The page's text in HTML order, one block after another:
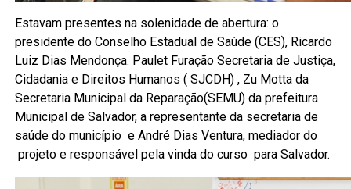
Estavam presentes na solenidade de abertura: o
presidente do Conselho Estadual de Saúde (CES), Ricardo
Luiz Dias Mendonça. Paulet Furação Secretaria de Justiça,
Cidadania e Direitos Humanos ( SJCDH) , Zu Motta da
Secretaria Municipal da Reparação(SEMU) da prefeitura
Municipal de Salvador, a representante da secretaria de
saúde do município e André Dias Ventura, mediador do
projeto e responsável pela vinda do curso para Salvador.